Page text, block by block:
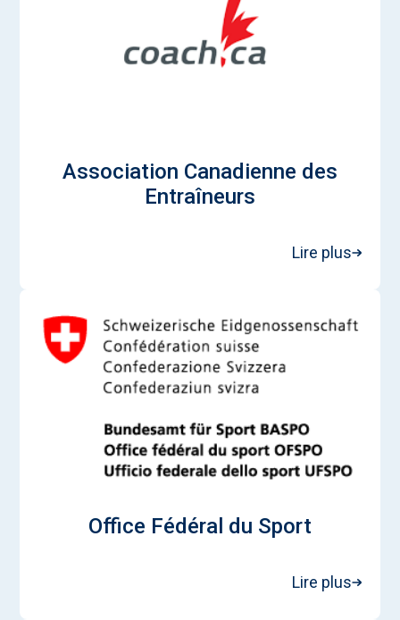
Association Canadienne des
Entraîneurs
Lire plus
Office Fédéral du Sport
Lire plus